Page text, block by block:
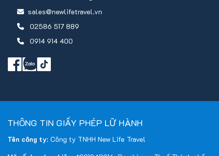
sales@newlifetravel.vn
02586 517 889
0914 914 400
THÔNG TIN GIẤY PHÉP LỮ HÀNH
Tên công ty: Công ty TNHH New Life Travel